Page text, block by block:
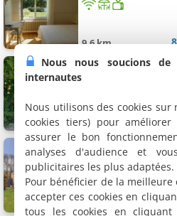
9.6 km 8
Chambres d'hôtes
11.8 km
Chambre familiale, 4
11.8 km
Nous nous soucions
internautes
Nous utilisons des cookies sur
cookies tiers) pour améliorer
assurer le bon
analyses d'audience et
publicitaires les plus adaptées.
Pour bénéficier de la meilleure
accepter ces cookies en
tous les cookies en